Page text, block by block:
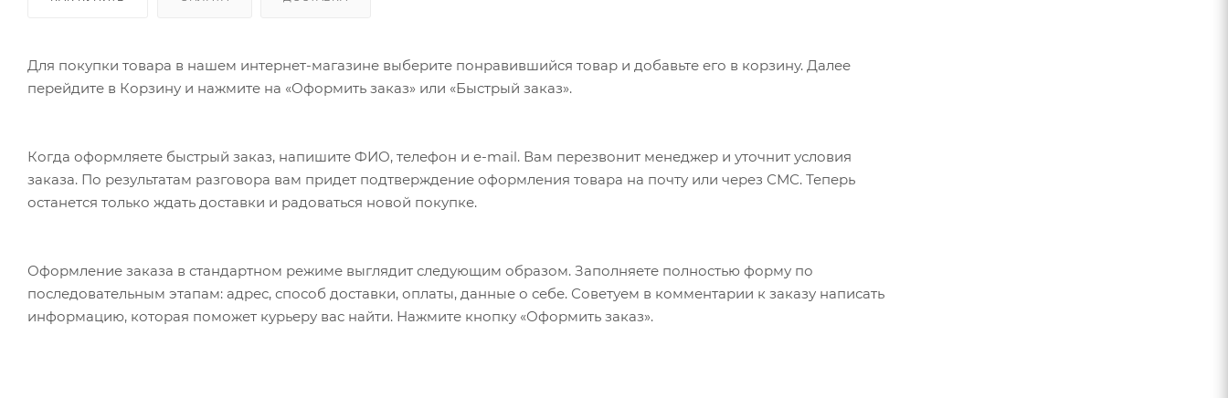
Для покупки товара в нашем интернет-магазине выберите понравившийся товар и добавьте его в корзину. Далее
перейдите в Корзину и нажмите на «Оформить заказ» или «Быстрый заказ».
Когда оформляете быстрый заказ, напишите ФИО, телефон и e-mail. Вам перезвонит менеджер и уточнит условия
заказа. По результатам разговора вам придет подтверждение оформления товара на почту или через СМС. Теперь
останется только ждать доставки и радоваться новой покупке.
Оформление заказа в стандартном режиме выглядит следующим образом. Заполняете полностью форму по
последовательным этапам: адрес, способ доставки, оплаты, данные о себе. Советуем в комментарии к заказу написать
информацию, которая поможет курьеру вас найти. Нажмите кнопку «Оформить заказ».